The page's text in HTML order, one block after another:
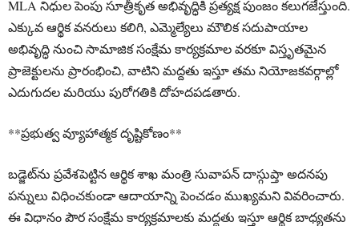
MLA నిధుల పెంపు సూత్రీకృత అభివృద్ధికి ప్రత్యక్ష పుంజం కలుగజేస్తుంది.
ఎక్కువ ఆర్థిక వనరులు కలిగి, ఎమ్మెల్యేలు మౌలిక సదుపాయాల
అభివృద్ధి నుంచి సామాజిక సంక్షేమ కార్యక్రమాల వరకూ విస్తృతమైన
ప్రాజెక్టులను ప్రారంభించి, వాటిని మద్దతు ఇస్తూ తమ నియోజకవర్గాల్లో
ఎదుగుదల మరియు పురోగతికి దోహదపడతారు.
**ప్రభుత్వ వ్యూహాత్మక దృష్టికోణం**
బడ్జెట్‌ను ప్రవేశపెట్టిన ఆర్థిక శాఖ మంత్రి సువాపన్ దాస్గుప్తా అదనపు
పన్నులు విధించకుండా ఆదాయాన్ని పెంచడం ముఖ్యమని వివరించారు.
ఈ విధానం పౌర సంక్షేమ కార్యక్రమాలకు మద్దతు ఇస్తూ ఆర్థిక బాధ్యతను